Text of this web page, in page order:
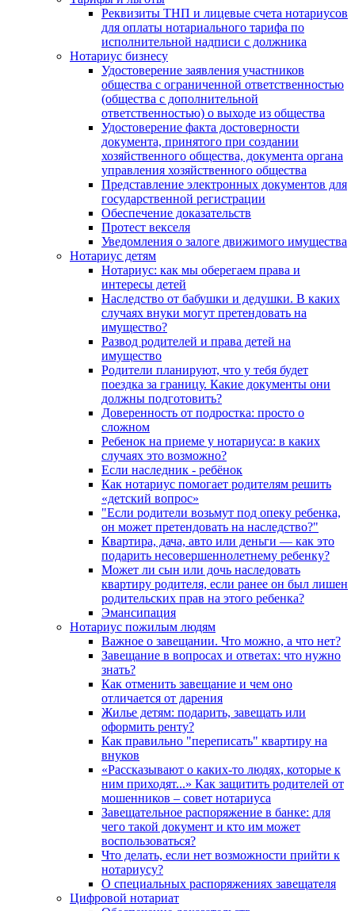
Реквизиты ТНП и лицевые счета нотариусов
для оплаты нотариального тарифа по
исполнительной надписи с должника
Нотариус бизнесу
Удостоверение заявления участников
общества с ограниченной ответственностью
(общества с дополнительной
ответственностью) о выходе из общества
Удостоверение факта достоверности
документа, принятого при создании
хозяйственного общества, документа органа
управления хозяйственного общества
Представление электронных документов для
государственной регистрации
Обеспечение доказательств
Протест векселя
Уведомления о залоге движимого имущества
Нотариус детям
Нотариус: как мы оберегаем права и
интересы детей
Наследство от бабушки и дедушки. В каких
случаях внуки могут претендовать на
имущество?
Развод родителей и права детей на
имущество
Родители планируют, что у тебя будет
поездка за границу. Какие документы они
должны подготовить?
Доверенность от подростка: просто о
сложном
Ребенок на приеме у нотариуса: в каких
случаях это возможно?
Если наследник - ребёнок
Как нотариус помогает родителям решить
«детский вопрос»
"Если родители возьмут под опеку ребенка,
он может претендовать на наследство?"
Квартира, дача, авто или деньги — как это
подарить несовершеннолетнему ребенку?
Может ли сын или дочь наследовать
квартиру родителя, если ранее он был лишен
родительских прав на этого ребенка?
Эмансипация
Нотариус пожилым людям
Важное о завещании. Что можно, а что нет?
Завещание в вопросах и ответах: что нужно
знать?
Как отменить завещание и чем оно
отличается от дарения
Жилье детям: подарить, завещать или
оформить ренту?
Как правильно "переписать" квартиру на
внуков
«Рассказывают о каких-то людях, которые к
ним приходят...» Как защитить родителей от
мошенников – совет нотариуса
Завещательное распоряжение в банке: для
чего такой документ и кто им может
воспользоваться?
Что делать, если нет возможности прийти к
нотариусу?
О специальных распоряжениях завещателя
Цифровой нотариат